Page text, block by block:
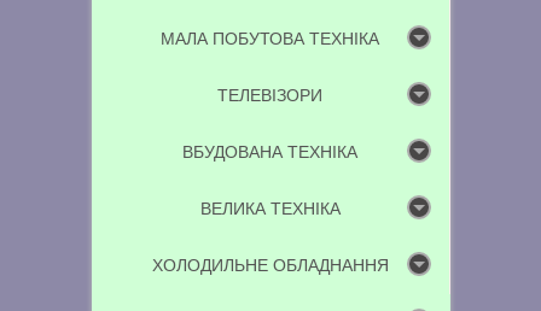
МАЛА ПОБУТОВА ТЕХНІКА
ТЕЛЕВІЗОРИ
ВБУДОВАНА ТЕХНІКА
ВЕЛИКА ТЕХНІКА
ХОЛОДИЛЬНЕ ОБЛАДНАННЯ